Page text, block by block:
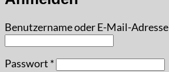
Benutzername oder E-Mail-Adresse
Passwort *Erforderlich